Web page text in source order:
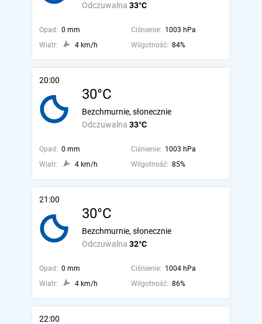
Odczuwalna 33°C
Opad: 0 mm Ciśnienie: 1003 hPa
Wiatr:
4 km/h Wilgotność: 84%
20:00
30°C
Odczuwalna 33°C
Bezchmurnie, słonecznie
Opad: 0 mm Ciśnienie: 1003 hPa
Wiatr:
4 km/h Wilgotność: 85%
21:00
30°C
Odczuwalna 32°C
Bezchmurnie, słonecznie
Opad: 0 mm Ciśnienie: 1004 hPa
Wiatr:
4 km/h Wilgotność: 86%
22:00